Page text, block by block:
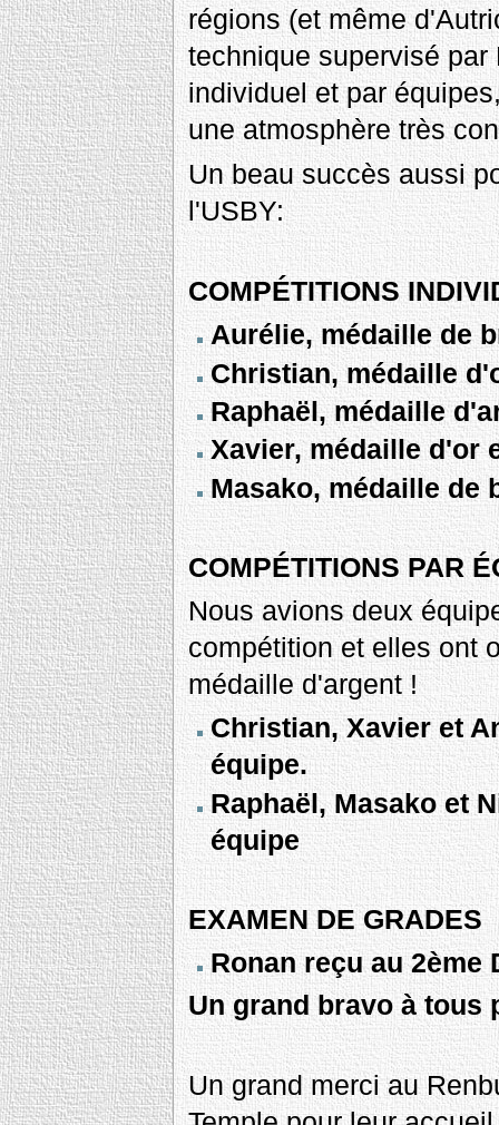
régions (et même
technique supervisé
individuel et par
une atmosphère très
Un beau succès aussi
l'USBY:
COMPÉTITIONS
Aurélie, médaille de
Christian, médaille
Raphaël, médaille
Xavier, médaille d'or
Masako, médaille de
COMPÉTITIONS PAR
Nous avions deux
compétition et elles ont
médaille d'argent !
Christian, Xavier et
équipe.
Raphaël, Masako et
équipe
EXAMEN DE GRADES
Ronan reçu au 2ème
Un grand bravo à tous
Un grand merci au